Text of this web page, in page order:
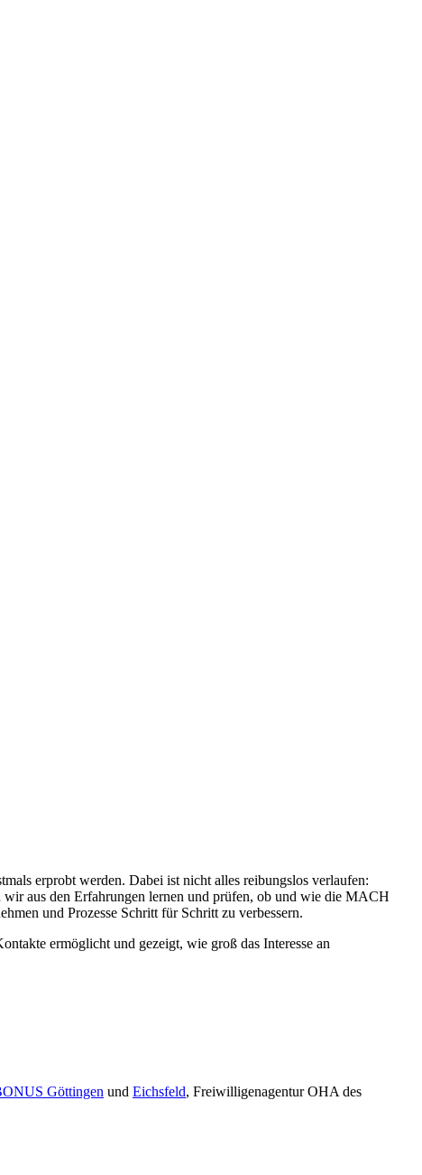
erprobt werden. Dabei ist nicht alles reibungslos verlaufen:
aus den Erfahrungen lernen und prüfen, ob und wie die MACH
und Prozesse Schritt für Schritt zu verbessern.
ermöglicht und gezeigt, wie groß das Interesse an
Göttingen und Eichsfeld, Freiwilligenagentur OHA des